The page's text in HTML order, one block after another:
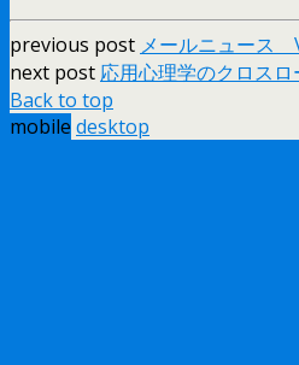
previous post メールニュース
next post 応用心理学のクロス
Back to top
mobile desktop